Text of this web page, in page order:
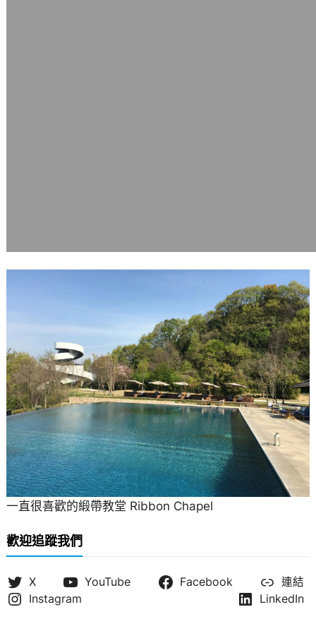
一直很喜歡的緞帶教堂 Ribbon Chapel
歡迎追蹤我們
X YouTube Facebook
連結
Instagram
LinkedIn